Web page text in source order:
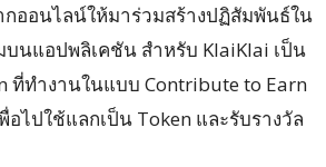
กออนไลน์ให้มาร่วมสร้างปฏิสัมพันธ์ใน
บนแอปพลิเคชัน สำหรับ KlaiKlai เป็น
ที่ทำงานในแบบ Contribute to Earn
อไปใช้แลกเป็น Token และรับรางวัล